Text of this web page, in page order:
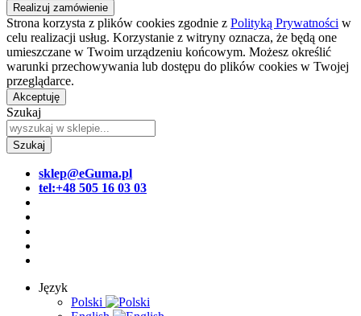
Realizuj zamówienie
Strona korzysta z plików cookies zgodnie z Polityką Prywatności w
celu realizacji usług. Korzystanie z witryny oznacza, że będą one
umieszczane w Twoim urządzeniu końcowym. Możesz określić
warunki przechowywania lub dostępu do plików cookies w Twojej
przeglądarce.
Akceptuję
Szukaj
sklep@eGuma.pl
tel:+48 505 16 03 03
Język
Polski